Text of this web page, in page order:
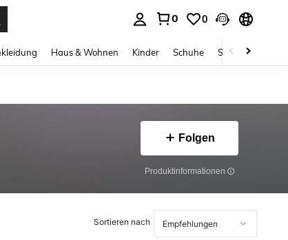
0 0
Haus & Wohnen Kinder Schuhe Schmuck &
Folgen
Produktinformationen
Sortieren nach